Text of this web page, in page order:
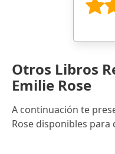
Otros Libros
Emilie Rose
A continuación te
Rose disponibles